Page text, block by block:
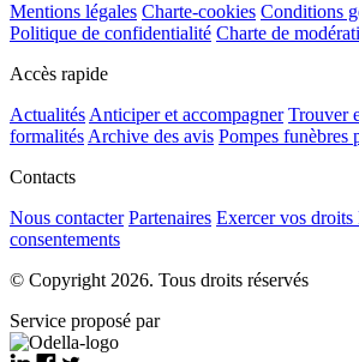
Mentions légales Charte-cookies Conditions
Politique de confidentialité Charte de
Accès rapide
Actualités Anticiper et accompagner Trouver
formalités Archive des avis Pompes funèbres
Contacts
Nous contacter Partenaires Exercer vos droits
consentements
© Copyright 2026. Tous droits réservés
Service proposé par